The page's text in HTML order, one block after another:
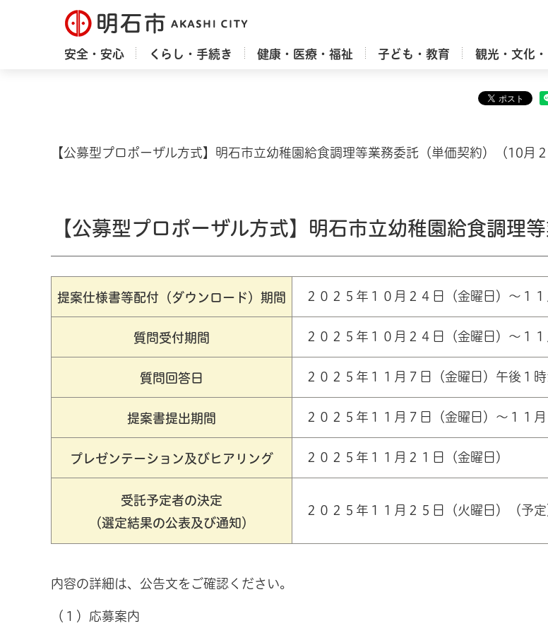
明石市
安全・安心 くらし・手続き 健康・医療・福祉 子ども・教育 観光・文化
【公募型プロポーザル方式】明石市立幼稚園給食調理等業務委託（単価契約）（10月２
【公募型プロポーザル方式】明石市立幼稚園給食調理
提案仕様書等配付（ダウンロード）期間 ２０２５年１０月２４日（金曜日）～１
質問受付期間 ２０２５年１０月２４日（金曜日）～１
質問回答日 ２０２５年１１月７日（金曜日）午後１
提案書提出期間 ２０２５年１１月７日（金曜日）～１１
プレゼンテーション及びヒアリング ２０２５年１１月２１日（金曜日）
受託予定者の決定
（選定結果の公表及び通知）
２０２５年１１月２５日（火曜日）（予定
内容の詳細は、公告文をご確認ください。
（１）応募案内